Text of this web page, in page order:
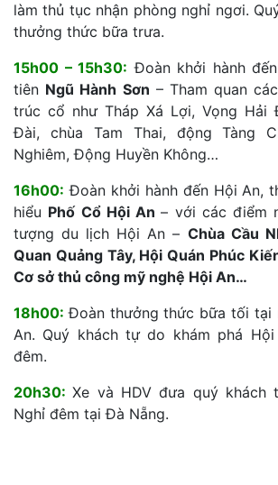
làm thủ tục nhận phòng nghỉ ngơi.
thưởng thức bữa trưa.
15h00 – 15h30: Đoàn khởi hành
tiên Ngũ Hành Sơn – Tham quan
trúc cổ như Tháp Xá Lợi, Vọng Hải
Đài, chùa Tam Thai, động Tàng
Nghiêm, Động Huyền Không…
16h00: Đoàn khởi hành đến Hội An,
hiểu Phố Cổ Hội An– với các điểm
tượng du lịch Hội An – Chùa Cầu
Quan Quảng Tây, Hội Quán Phúc
Cơ sở thủ công mỹ nghệ Hội An…
18h00: Đoàn thưởng thức bữa tối tại
An. Quý khách tự do khám phá
đêm.
20h30:Xe và HDV đưa quý khách
Nghỉ đêm tại Đà Nẵng.